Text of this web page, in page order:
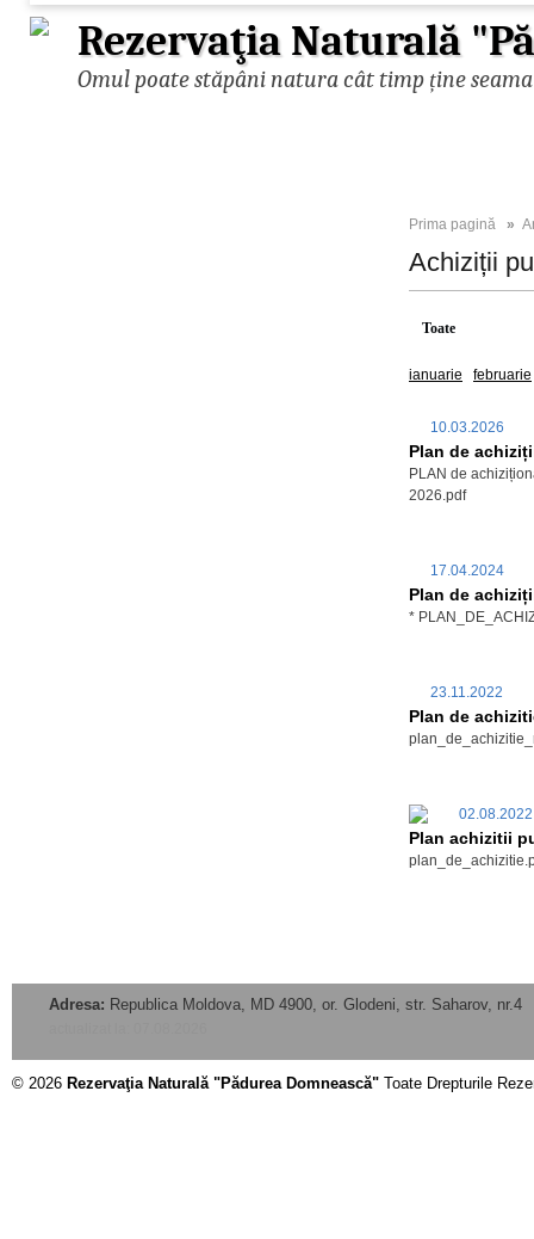
Rezervaţia Naturală
Omul poate stăpâni natura cât timp ține
Prima pagină »
Achiziții
Toate
ianuarie februarie
10.03.2026
Plan de
PLAN de
2026.pdf
17.04.2024
Plan de
*
23.11.2022
Plan de
Plan achizitii
Adresa: Republica Moldova, MD 4900, or. Glodeni, str. Saharov, nr.4
© 2026 Rezervaţia Naturală "Pădurea Domnească" Toate Drepturile